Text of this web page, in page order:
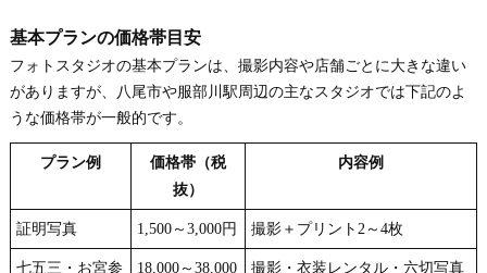
基本プランの価格帯目安
フォトスタジオの基本プランは、撮影内容や店舗ごとに大きな違い
がありますが、八尾市や服部川駅周辺の主なスタジオでは下記のよ
うな価格帯が一般的です。
プラン例
価格帯（税
抜）
内容例
証明写真 1,500～3,000円 撮影＋プリント2～4枚
七五三・お宮参
18,000～38,000
撮影・衣装レンタル・六切写真